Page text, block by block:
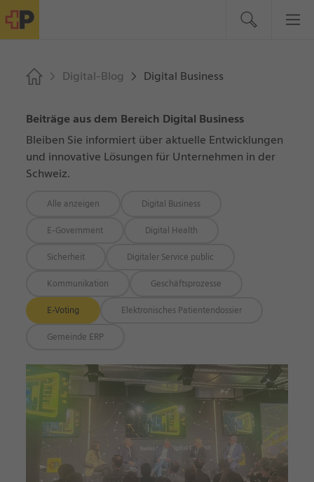
Digital-Blog Digital Business
Beiträge aus dem Bereich Digital Business
Bleiben Sie informiert über aktuelle Entwicklungen
und innovative Lösungen für Unternehmen in der
Schweiz.
Alle anzeigen Digital Business
E-Government Digital Health
Sicherheit Digitaler Service public
Kommunikation Geschäftsprozesse
E-Voting Elektronisches Patientendossier
Gemeinde ERP